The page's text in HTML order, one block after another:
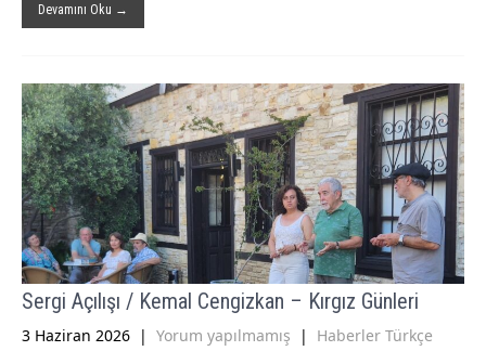
Devamını Oku →
Sergi Açılışı / Kemal Cengizkan – Kırgız Günleri
3 Haziran 2026 | Yorum yapılmamış | Haberler Türkçe